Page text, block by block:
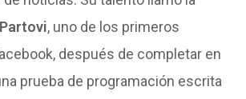
, uno de los primeros
después de completar en
prueba de programación escrita